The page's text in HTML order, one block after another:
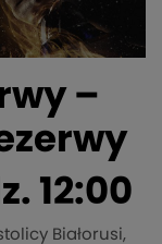
–
12:00
Białorusi,